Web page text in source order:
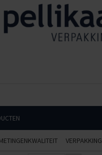
KWALITEIT VERPAKKING